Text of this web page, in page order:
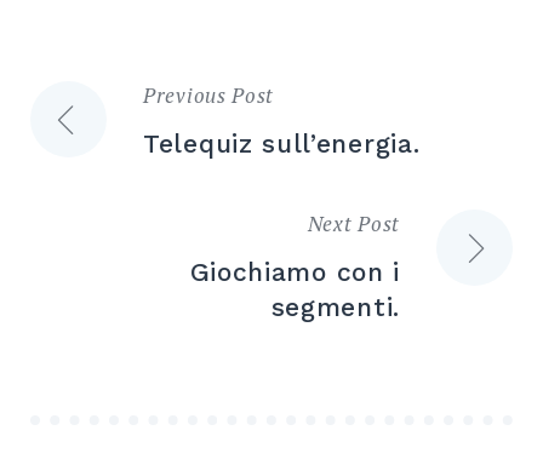
Navigazione
Previous Post
Telequiz sull’energia.
Next Post
Giochiamo con i
segmenti.